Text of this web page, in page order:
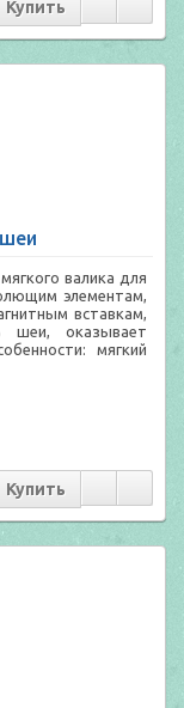
валика для
элементам,
вставкам,
шеи, оказывает
мягкий